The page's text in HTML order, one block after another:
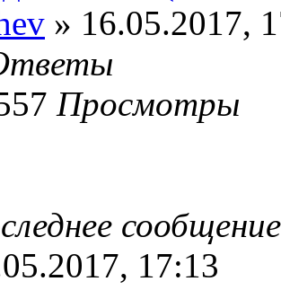
» 16.05.2017,
Просмотры
17:13